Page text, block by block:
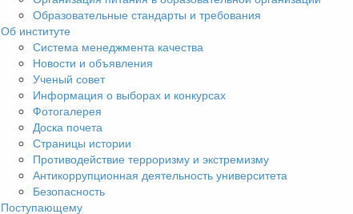
Образовательные стандарты и требования
Об институте
Система менеджмента качества
Новости и объявления
Ученый совет
Информация о выборах и конкурсах
Фотогалерея
Доска почета
Страницы истории
Противодействие терроризму и экстремизму
Антикоррупционная деятельность университета
Безопасность
Поступающему